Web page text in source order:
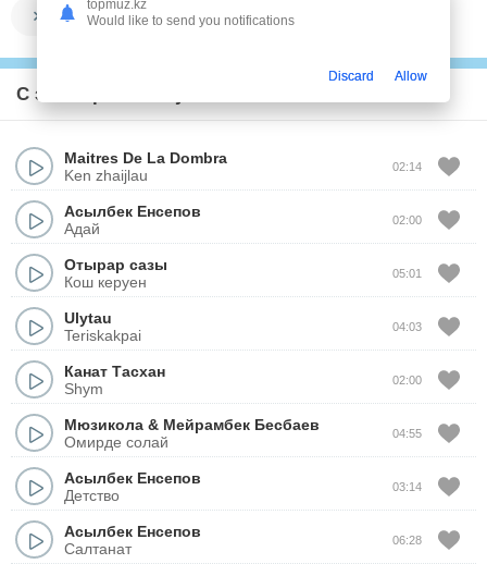
Показать все
С этим треком слушают
Maitres De La Dombra
Ken zhaijlau
02:14
Асылбек Енсепов
Адай
02:00
Отырар сазы
Кош керуен
05:01
Ulytau
Teriskakpai
04:03
Канат Тасхан
Shym
02:00
Мюзикола & Мейрамбек Бесбаев
Омирде солай
04:55
Асылбек Енсепов
Детство
03:14
Асылбек Енсепов
Салтанат
06:28
topmuz.kz
Would like to send you notifications
Discard Allow